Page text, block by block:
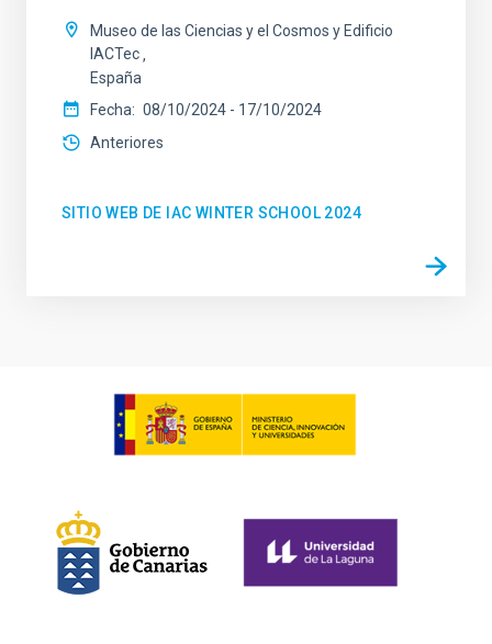
Museo de las Ciencias y el Cosmos y Edificio
IACTec
España
Fecha
08/10/2024 - 17/10/2024
Anteriores
SITIO WEB DE IAC WINTER SCHOOL 2024